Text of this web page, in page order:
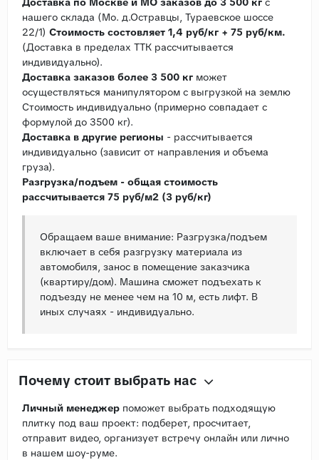
нашего склада (Мо. д.Остравцы, Тураевское шоссе
22/1) Стоимость состовляет 1,4 руб/кг + 75 руб/км.
(Доставка в пределах ТТК рассчитывается
индивидуально).
Доставка заказов более 3 500 кг может
осуществляться манипулятором с выгрузкой на землю
Стоимость индивидуально (примерно совпадает с
формулой до 3500 кг).
Доставка в другие регионы - рассчитывается
индивидуально (зависит от направления и объема
груза).
Разгрузка/подъем - общая стоимость
рассчитывается 75 руб/м2 (3 руб/кг)
Обращаем ваше внимание: Разгрузка/подъем
включает в себя разгрузку материала из
автомобиля, занос в помещение заказчика
(квартиру/дом). Машина сможет подъехать к
подъезду не менее чем на 10 м, есть лифт. В
иных случаях - индивидуально.
Почему стоит выбрать нас
Личный менеджер поможет выбрать подходящую
плитку под ваш проект: подберет, просчитает,
отправит видео, организует встречу онлайн или лично
в нашем шоу-руме.